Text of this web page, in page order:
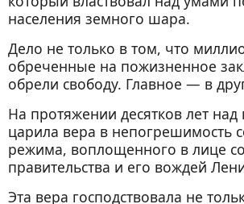
населения земного шара.
Дело не только в том, что
обреченные на пожизненное
обрели свободу. Главное — в
На протяжении десятков лет
царила вера в непогрешимость
режима, воплощенного в лице
правительства и его вождей
Эта вера господствовала не